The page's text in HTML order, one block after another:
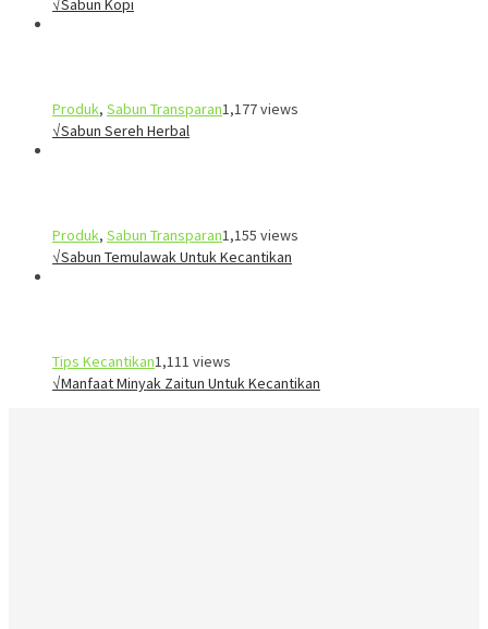
√Sabun Kopi
Produk, Sabun Transparan1,177 views
√Sabun Sereh Herbal
Produk, Sabun Transparan1,155 views
√Sabun Temulawak Untuk Kecantikan
Tips Kecantikan1,111 views
√Manfaat Minyak Zaitun Untuk Kecantikan